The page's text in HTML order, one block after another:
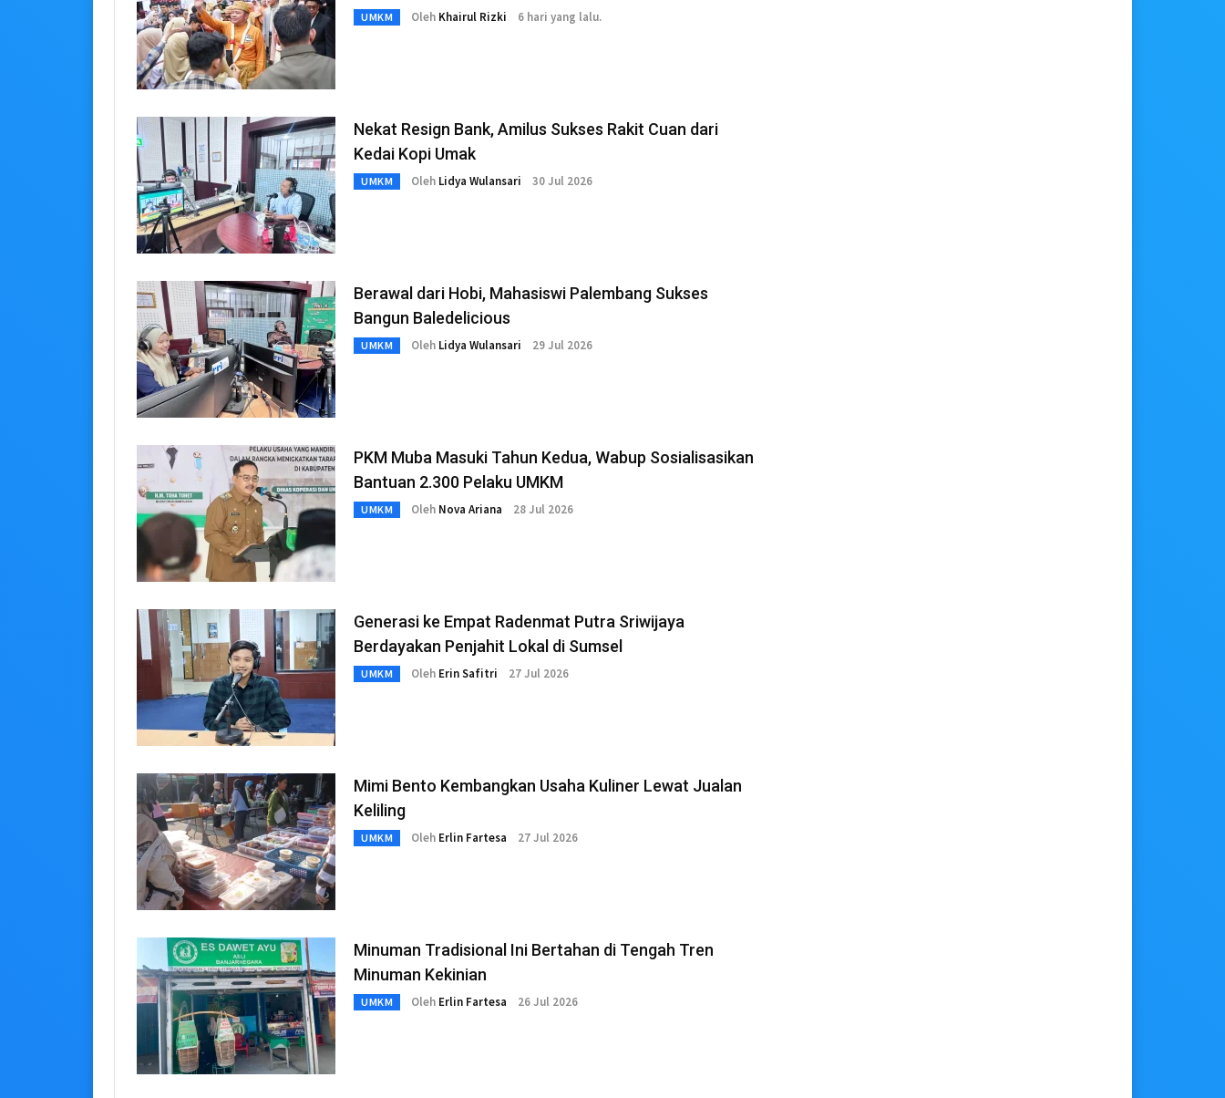
UMKM Oleh Khairul Rizki 6 hari yang lalu.
Nekat Resign Bank, Amilus Sukses Rakit Cuan dari
Kedai Kopi Umak
UMKM Oleh Lidya Wulansari 30 Jul 2026
Berawal dari Hobi, Mahasiswi Palembang Sukses
Bangun Baledelicious
UMKM Oleh Lidya Wulansari 29 Jul 2026
PKM Muba Masuki Tahun Kedua, Wabup Sosialisasikan
Bantuan 2.300 Pelaku UMKM
UMKM Oleh Nova Ariana 28 Jul 2026
Generasi ke Empat Radenmat Putra Sriwijaya
Berdayakan Penjahit Lokal di Sumsel
UMKM Oleh Erin Safitri 27 Jul 2026
Mimi Bento Kembangkan Usaha Kuliner Lewat Jualan
Keliling
UMKM Oleh Erlin Fartesa 27 Jul 2026
Minuman Tradisional Ini Bertahan di Tengah Tren
Minuman Kekinian
UMKM Oleh Erlin Fartesa 26 Jul 2026